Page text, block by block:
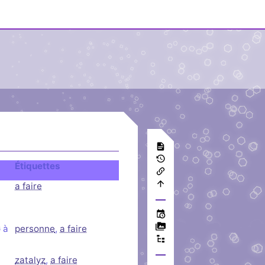
Étiquettes
a faire
à
personne, a faire
zatalyz, a faire